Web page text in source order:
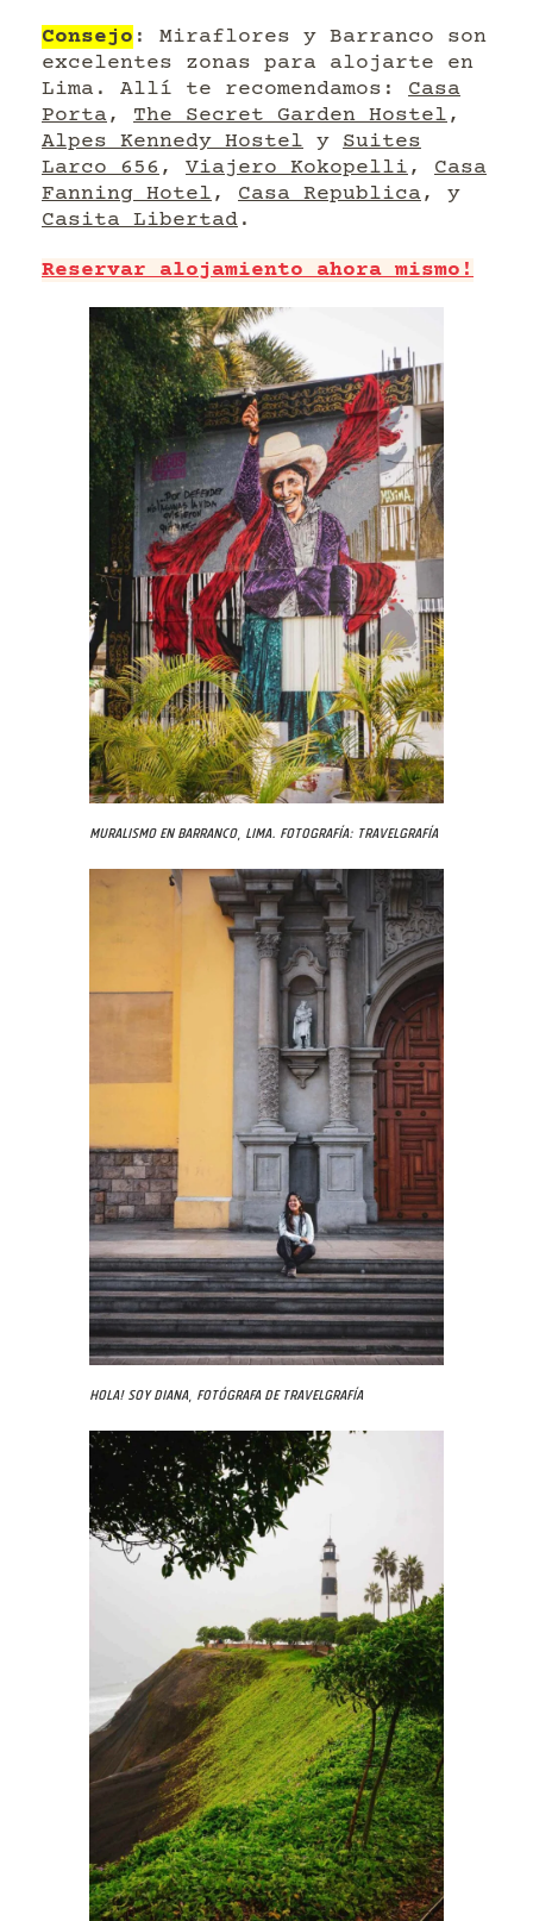
Consejo : Miraflores y Barranco son
excelentes zonas para alojarte en
Lima. Allí te recomendamos: Casa
Porta , The Secret Garden Hostel ,
Alpes Kennedy Hostel y Suites
Larco 656 , Viajero Kokopelli , Casa
Fanning Hotel , Casa Republica , y
Casita Libertad .
Reservar alojamiento ahora mismo!
Muralismo en Barranco, Lima. Fotografía: Travelgrafía
Hola! Soy Diana, fotógrafa de Travelgrafía